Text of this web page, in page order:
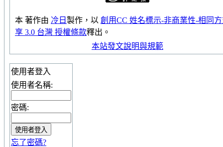
本 著作由 冷日 製作，以 創用CC 姓名標示-非商業性-相同
享 3.0 台灣 授權條款釋出。
本站發文說明與規範
使用者登入
使用者名稱:
密碼:
忘了密碼?